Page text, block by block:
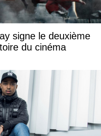
signe le deuxième
du cinéma